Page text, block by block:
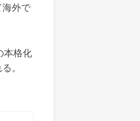
海外で
本格化
。